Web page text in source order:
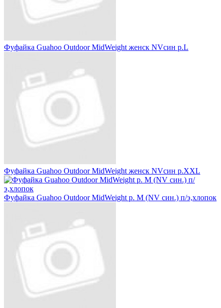
Фуфайка Guahoo Outdoor MidWeight женск NVсин р.L
Фуфайка Guahoo Outdoor MidWeight женск NVсин р.XXL
Фуфайка Guahoo Outdoor MidWeight р. M (NV син.) п/э,хлопок